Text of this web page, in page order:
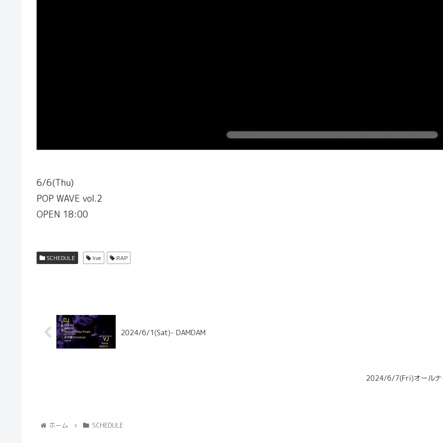
6/6(Thu)
POP WAVE vol.2
OPEN 18:00
SCHEDULE live RAP
2024/6/1(Sat)- DAMDAM
2024/6/7(Fri)オールナ
ホーム SCHEDULE